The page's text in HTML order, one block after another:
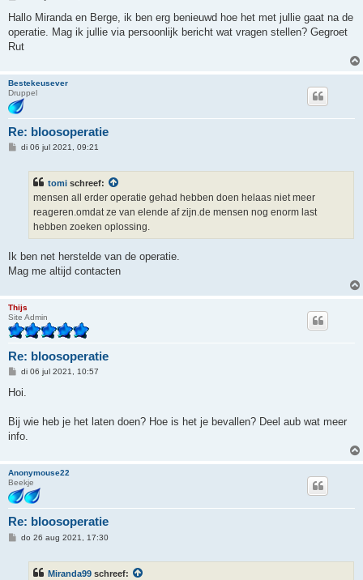
r
c
h
Hallo Miranda en Berge, ik ben erg benieuwd hoe het met jullie gaat na de
operatie. Mag ik jullie via persoonlijk bericht wat vragen stellen? Gegroet
Rut
Bestekeusever
Druppel
Re: bloosoperatie
Bdi 06 jul 2021, 09:21
tomi schreef:
mensen all erder operatie gehad hebben doen helaas niet meer
reageren.omdat ze van elende af zijn.de mensen nog enorm last
hebben zoeken oplossing.
Ik ben net herstelde van de operatie.
Mag me altijd contacten
Thijs
Site Admin
Re: bloosoperatie
B
r
h
t
di 06 jul 2021, 10:57
Hoi.
Bij wie heb je het laten doen? Hoe is het je bevallen? Deel aub wat meer
info.
Anonymouse22
Beekje
Re: bloosoperatie
Bdo 26 aug 2021, 17:30
Miranda99 schreef: